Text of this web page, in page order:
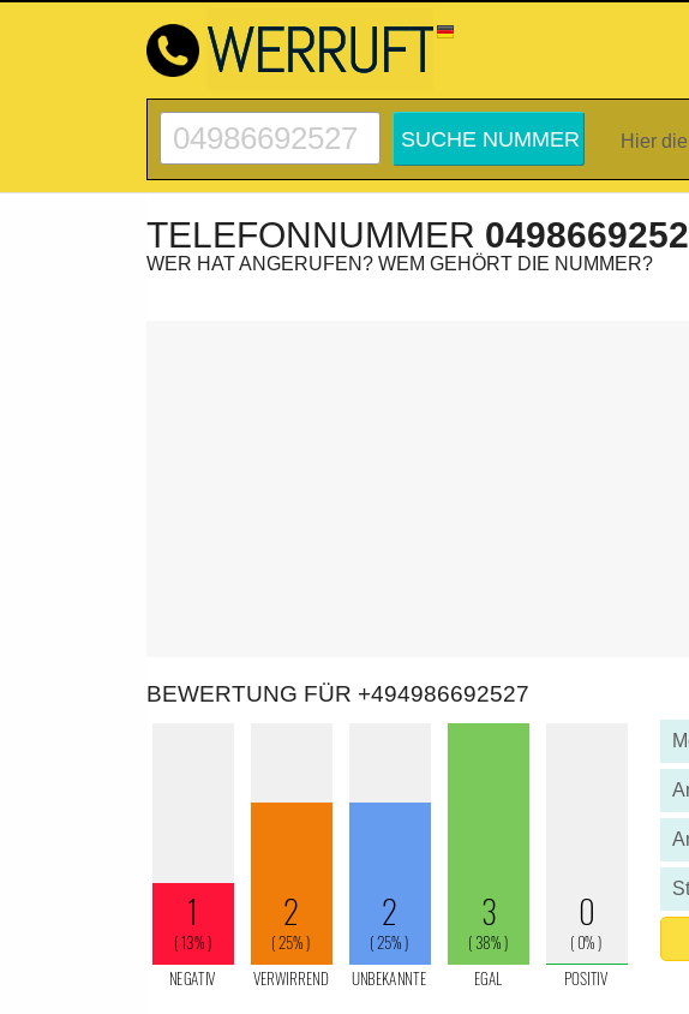
Hier die
TELEFONNUMMER
WER HAT ANGERUFEN? WEM GEHÖRT DIE NUMMER?
BEWERTUNG FÜR +494986692527